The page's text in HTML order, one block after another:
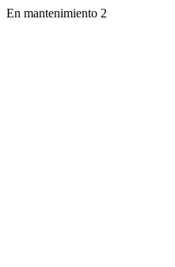
En mantenimiento 2